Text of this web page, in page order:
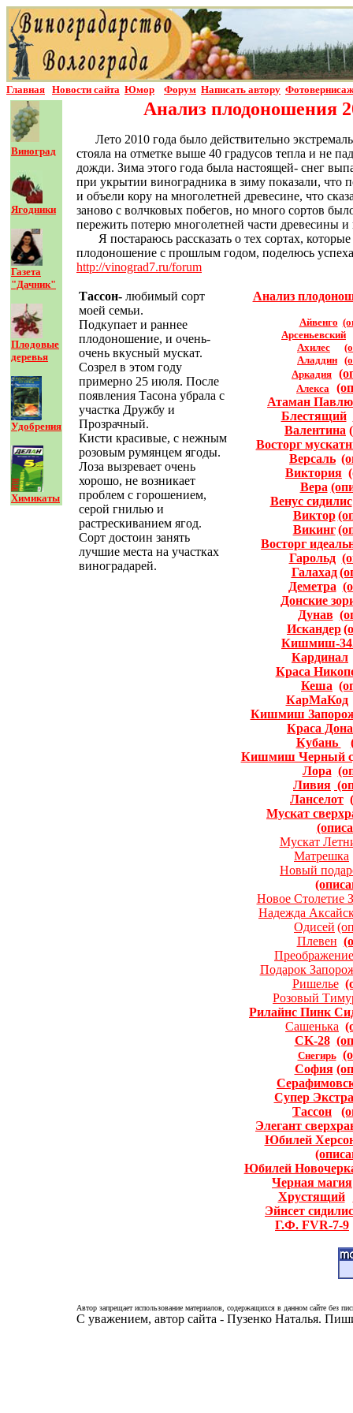
Главная Новости сайта Юмор Форум Написать автору
Виноград
Ягодники
Газета
"Дачник"
Плодовые
деревья
Удобрения
Химикаты
Анализ плодоношения
Лето 2010 года было действительно
стояла на отметке выше 40 градусов тепла и не
дожди. Зима этого года была настоящей- снег
при укрытии виноградника в зиму показали, что
и объели кору на многолетней древесине, что
заново с волчковых побегов, но много сортов
пережить потерю многолетней части древесины и
Я постараюсь рассказать о тех сортах,
плодоношение с прошлым годом, поделюсь
http://vinograd7.ru/forum
Тассон- любимый сорт
моей семьи.
Подкупает и раннее
плодоношение, и очень-
очень вкусный мускат.
Созрел в этом году
примерно 25 июля. После
появления Тасона убрала с
участка Дружбу и
Прозрачный.
Кисти красивые, с нежным
розовым румянцем ягоды.
Лоза вызревает очень
хорошо, не возникает
проблем с горошением,
серой гнилью и
растрескиванием ягод.
Сорт достоин занять
лучшие места на участках
виноградарей.
Анализ
Айвенго
Арсеньевский
Ахилес
Аладдин
Аркадия
Алекса
Атаман
Блестящий
Валентина
Восторг
Версаль
Виктория
Вера
Венус сидилис
Виктор
Викинг
Восторг
Гарольд
Галахад
Деметра
Донские
Дунав
Искандер
Кишмиш-
Кардинал
Краса
Кеша
КарМаКод
Кишмиш
Краса Дона
Кубань
Кишмиш Черный
Лора
Ливия
Ланселот
Мускат
Мускат
Матрешка
Новый
Новое Столетие
Надежда
Одисей
Плевен
Преображение
Подарок
Ришелье
Розовый
Рилайнс Пинк
Сашенька
CK-28
Снегирь
София
Супер Экстра
Тассон
Элегант
Юбилей
Юбилей
Черная магия
Хрустящий
Эйнсет сидилис
Г.Ф. FVR-7-9
Автор запрещает использование материалов, содержащихся в данном сайте без
С уважением, автор сайта - Пузенко Наталья.